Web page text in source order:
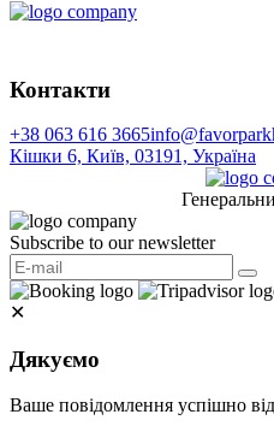
Контакти
+38 063 616 3665
Кішки 6, Київ, 03191, Україна
Subscribe to our newsletter
✕
Дякуємо
Ваше повідомлення успішно